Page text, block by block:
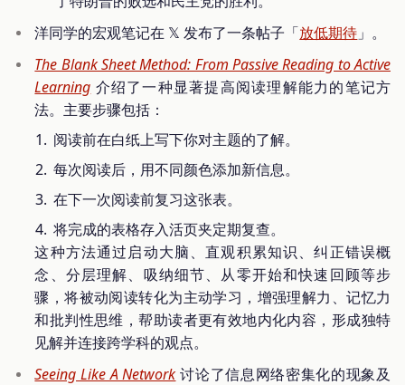
洋同学的宏观笔记在 𝕏 发布了一条帖子「放低期待 」。
The Blank Sheet Method: From Passive Reading to Active
Learning 介绍了一种显著提高阅读理解能力的笔记方
法。主要步骤包括：
阅读前在白纸上写下你对主题的了解。
每次阅读后，用不同颜色添加新信息。
在下一次阅读前复习这张表。
将完成的表格存入活页夹定期复查。
这种方法通过启动大脑、直观积累知识、纠正错误概
念、分层理解、吸纳细节、从零开始和快速回顾等步
骤，将被动阅读转化为主动学习，增强理解力、记忆力
和批判性思维，帮助读者更有效地内化内容，形成独特
见解并连接跨学科的观点。
Seeing Like A Network 讨论了信息网络密集化的现象及